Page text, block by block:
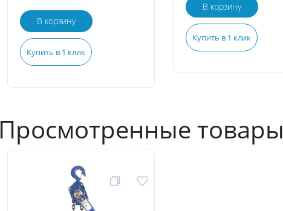
В корзину
Купить в 1 клик
В корзину
Купить в 1 клик
Просмотренные товары